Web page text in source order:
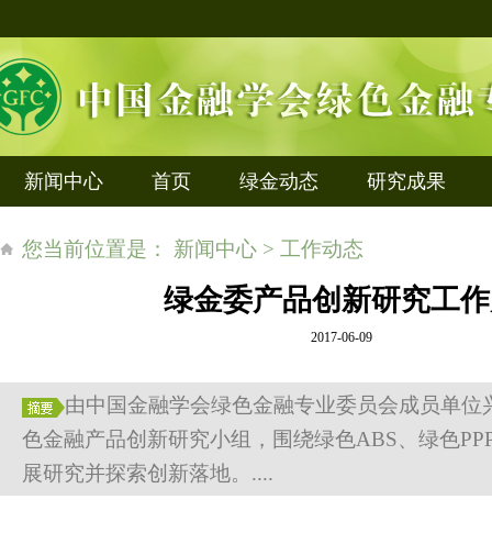
新闻中心 首页 绿金动态 研究成果
您当前位置是： 新闻中心 > 工作动态
绿金委产品创新研究工
2017-06-09
由中国金融学会绿色金融专业委员会成员单位
色金融产品创新研究小组，围绕绿色ABS、绿色
展研究并探索创新落地。....